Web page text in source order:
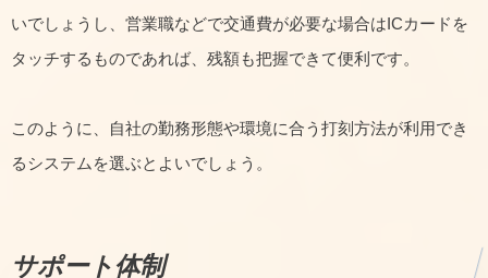
いでしょうし、営業職などで交通費が必要な場合はICカードを
タッチするものであれば、残額も把握できて便利です。
このように、自社の勤務形態や環境に合う打刻方法が利用でき
るシステムを選ぶとよいでしょう。
サポート体制